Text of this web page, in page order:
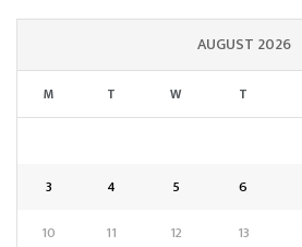
AUGUST 2026
M T W T
3
4 5 6
10
11 12 13